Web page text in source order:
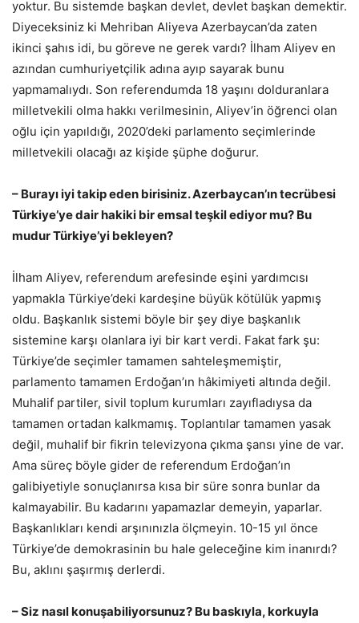
yoktur. Bu sistemde başkan devlet, devlet başkan demektir.
Diyeceksiniz ki Mehriban Aliyeva Azerbaycan’da zaten
ikinci şahıs idi, bu göreve ne gerek vardı? İlham Aliyev en
azından cumhuriyetçilik adına ayıp sayarak bunu
yapmamalıydı. Son referendumda 18 yaşını dolduranlara
milletvekili olma hakkı verilmesinin, Aliyev’in öğrenci olan
oğlu için yapıldığı, 2020’deki parlamento seçimlerinde
milletvekili olacağı az kişide şüphe doğurur.
– Burayı iyi takip eden birisiniz. Azerbaycan’ın tecrübesi
Türkiye’ye dair hakiki bir emsal teşkil ediyor mu? Bu
mudur Türkiye’yi bekleyen?
İlham Aliyev, referendum arefesinde eşini yardımcısı
yapmakla Türkiye’deki kardeşine büyük kötülük yapmış
oldu. Başkanlık sistemi böyle bir şey diye başkanlık
sistemine karşı olanlara iyi bir kart verdi. Fakat fark şu:
Türkiye’de seçimler tamamen sahteleşmemiştir,
parlamento tamamen Erdoğan’ın hâkimiyeti altında değil.
Muhalif partiler, sivil toplum kurumları zayıfladıysa da
tamamen ortadan kalkmamış. Toplantılar tamamen yasak
değil, muhalif bir fikrin televizyona çıkma şansı yine de var.
Ama süreç böyle gider de referendum Erdoğan’ın
galibiyetiyle sonuçlanırsa kısa bir süre sonra bunlar da
kalmayabilir. Bu kadarını yapamazlar demeyin, yaparlar.
Başkanlıkları kendi arşınınızla ölçmeyin. 10-15 yıl önce
Türkiye’de demokrasinin bu hale geleceğine kim inanırdı?
Bu, aklını şaşırmış derlerdi.
– Siz nasıl konuşabiliyorsunuz? Bu baskıyla, korkuyla